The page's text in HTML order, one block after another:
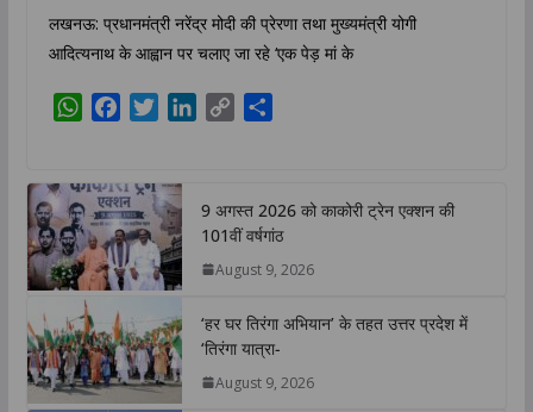
लखनऊ: प्रधानमंत्री नरेंद्र मोदी की प्रेरणा तथा मुख्यमंत्री योगी
आदित्यनाथ के आह्वान पर चलाए जा रहे ‘एक पेड़ मां के
W
t
s
A
p
p
e
b
o
o
t
t
e
r
e
d
L
i
n
e
9 अगस्त 2026 को काकोरी ट्रेन एक्शन की
101वीं वर्षगांठ
August 9, 2026
‘हर घर तिरंगा अभियान’ के तहत उत्तर प्रदेश में
‘तिरंगा यात्रा-
August 9, 2026